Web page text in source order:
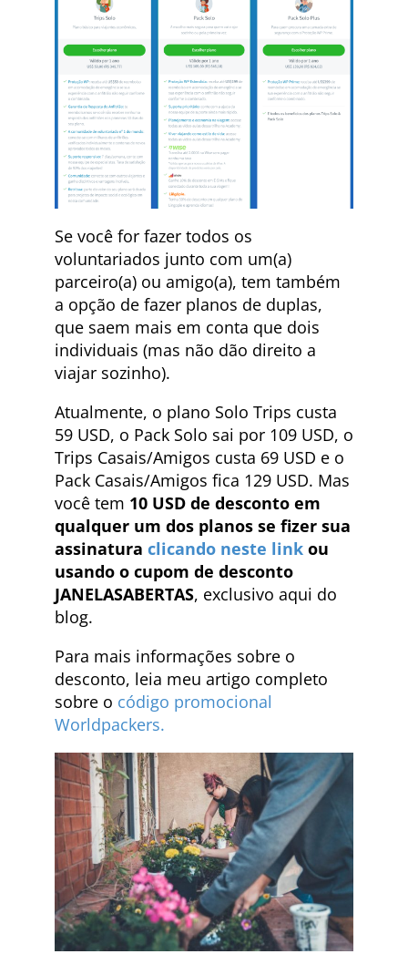
Se você for fazer todos os
voluntariados junto com um(a)
parceiro(a) ou amigo(a), tem também
a opção de fazer planos de duplas,
que saem mais em conta que dois
individuais (mas não dão direito a
viajar sozinho).
Atualmente, o plano Solo Trips custa
59 USD, o Pack Solo sai por 109 USD, o
Trips Casais/Amigos custa 69 USD e o
Pack Casais/Amigos fica 129 USD. Mas
você tem 10 USD de desconto em
qualquer um dos planos se fizer sua
assinatura clicando neste link ou
usando o cupom de desconto
JANELASABERTAS, exclusivo aqui do
blog.
Para mais informações sobre o
desconto, leia meu artigo completo
sobre o código promocional
Worldpackers.